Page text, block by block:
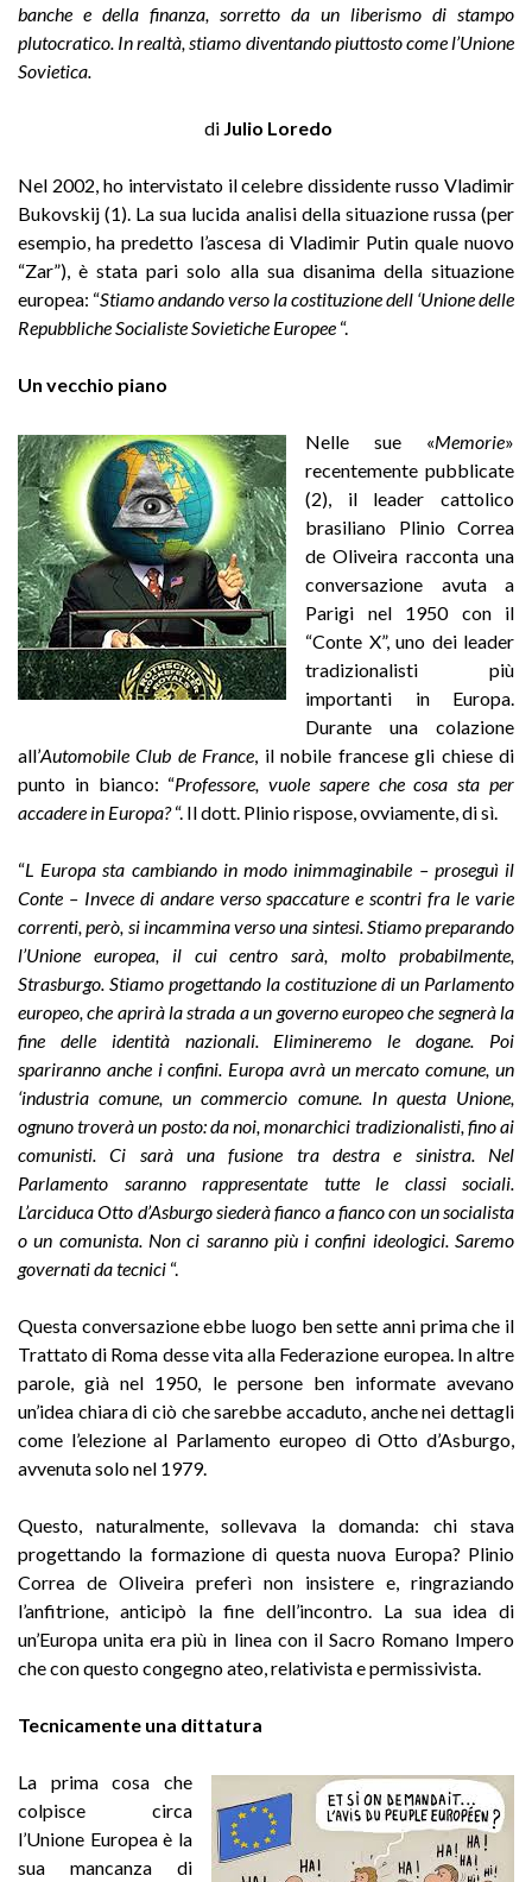
banche e della finanza, sorretto da un liberismo di stampo
plutocratico. In realtà, stiamo diventando piuttosto come l’Unione
Sovietica.
di Julio Loredo
Nel 2002, ho intervistato il celebre dissidente russo Vladimir
Bukovskij (1). La sua lucida analisi della situazione russa (per
esempio, ha predetto l’ascesa di Vladimir Putin quale nuovo
“Zar”), è stata pari solo alla sua disanima della situazione
europea: “Stiamo andando verso la costituzione dell ‘Unione delle
Repubbliche Socialiste Sovietiche Europee “.
Un vecchio piano
Nelle sue «Memorie»
recentemente pubblicate
(2), il leader cattolico
brasiliano Plinio Correa
de Oliveira racconta una
conversazione avuta a
Parigi nel 1950 con il
“Conte X”, uno dei leader
tradizionalisti più
importanti in Europa.
Durante una colazione
all’Automobile Club de France , il nobile francese gli chiese di
punto in bianco: “Professore, vuole sapere che cosa sta per
accadere in Europa?“. Il dott. Plinio rispose, ovviamente, di sì.
“L Europa sta cambiando in modo inimmaginabile – proseguì il
Conte – Invece di andare verso spaccature e scontri fra le varie
correnti, però, si incammina verso una sintesi. Stiamo preparando
l’Unione europea, il cui centro sarà, molto probabilmente,
Strasburgo. Stiamo progettando la costituzione di un Parlamento
europeo, che aprirà la strada a un governo europeo che segnerà la
fine delle identità nazionali. Elimineremo le dogane. Poi
spariranno anche i confini. Europa avrà un mercato comune, un
‘industria comune, un commercio comune. In questa Unione,
ognuno troverà un posto: da noi, monarchici tradizionalisti, fino ai
comunisti. Ci sarà una fusione tra destra e sinistra. Nel
Parlamento saranno rappresentate tutte le classi sociali.
L’arciduca Otto d’Asburgo siederà fianco a fianco con un socialista
o un comunista. Non ci saranno più i confini ideologici. Saremo
governati da tecnici “.
Questa conversazione ebbe luogo ben sette anni prima che il
Trattato di Roma desse vita alla Federazione europea. In altre
parole, già nel 1950, le persone ben informate avevano
un’idea chiara di ciò che sarebbe accaduto, anche nei dettagli
come l’elezione al Parlamento europeo di Otto d’Asburgo,
avvenuta solo nel 1979.
Questo, naturalmente, sollevava la domanda: chi stava
progettando la formazione di questa nuova Europa? Plinio
Correa de Oliveira preferì non insistere e, ringraziando
l’anfitrione, anticipò la fine dell’incontro. La sua idea di
un’Europa unita era più in linea con il Sacro Romano Impero
che con questo congegno ateo, relativista e permissivista.
Tecnicamente una dittatura
La prima cosa che
colpisce circa
l’Unione Europea è la
sua mancanza di